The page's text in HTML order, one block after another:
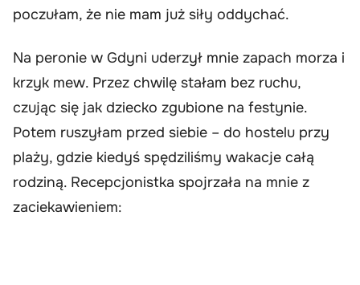
poczułam, że nie mam już siły oddychać.
Na peronie w Gdyni uderzył mnie zapach morza i
krzyk mew. Przez chwilę stałam bez ruchu,
czując się jak dziecko zgubione na festynie.
Potem ruszyłam przed siebie – do hostelu przy
plaży, gdzie kiedyś spędziliśmy wakacje całą
rodziną. Recepcjonistka spojrzała na mnie z
zaciekawieniem: